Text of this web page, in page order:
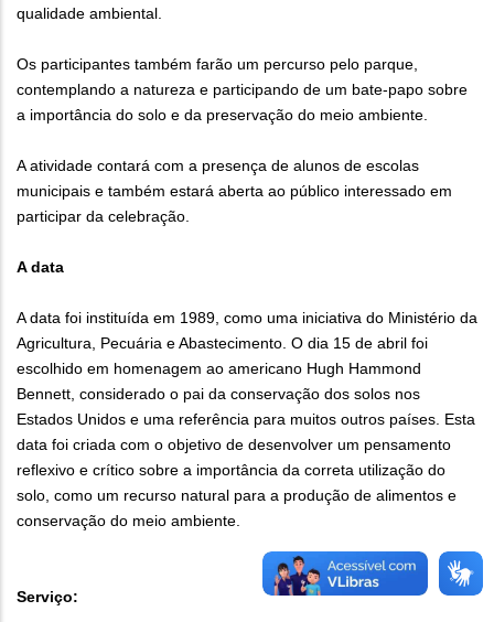
qualidade ambiental.
Os participantes também farão um percurso pelo parque,
contemplando a natureza e participando de um bate-papo sobre
a importância do solo e da preservação do meio ambiente.
A atividade contará com a presença de alunos de escolas
municipais e também estará aberta ao público interessado em
participar da celebração.
A data
A data foi instituída em 1989, como uma iniciativa do Ministério da
Agricultura, Pecuária e Abastecimento. O dia 15 de abril foi
escolhido em homenagem ao americano Hugh Hammond
Bennett, considerado o pai da conservação dos solos nos
Estados Unidos e uma referência para muitos outros países. Esta
data foi criada com o objetivo de desenvolver um pensamento
reflexivo e crítico sobre a importância da correta utilização do
solo, como um recurso natural para a produção de alimentos e
conservação do meio ambiente.
Serviço: